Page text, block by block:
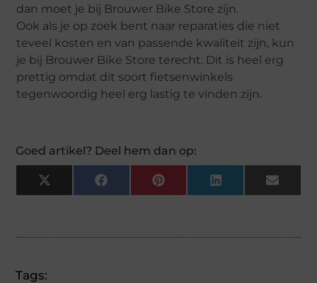
dan moet je bij Brouwer Bike Store zijn.
Ook als je op zoek bent naar reparaties die niet
teveel kosten en van passende kwaliteit zijn, kun
je bij Brouwer Bike Store terecht. Dit is heel erg
prettig omdat dit soort fietsenwinkels
tegenwoordig heel erg lastig te vinden zijn.
Goed artikel? Deel hem dan op:
X
(Twitter)
FacebookPinterestLinkedInEmail
Tags: